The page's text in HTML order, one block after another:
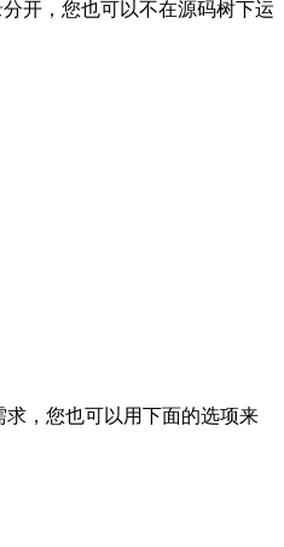
开，您也可以不在源码树下运
求，您也可以用下面的选项来